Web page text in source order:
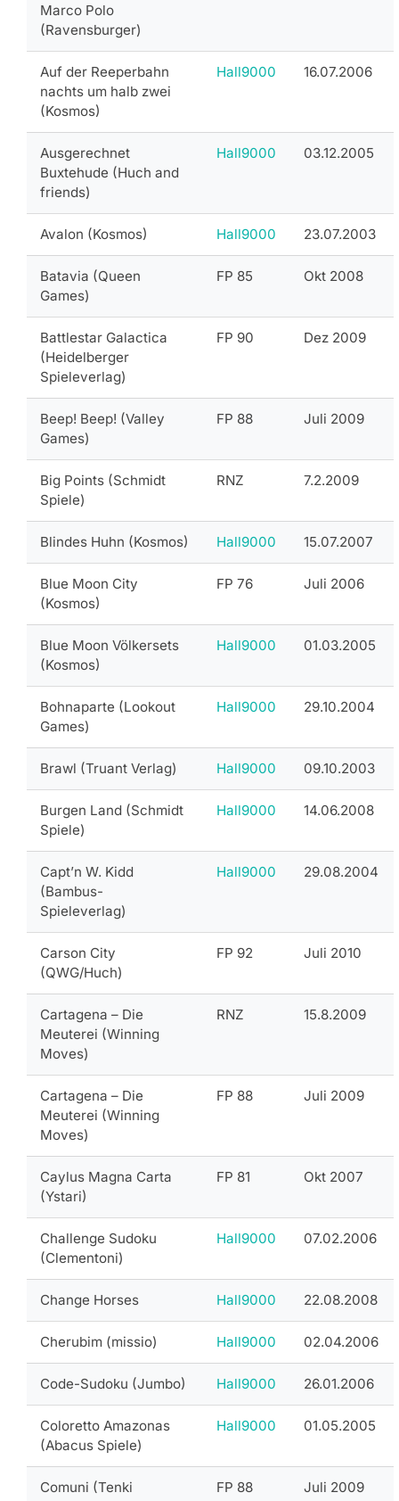
Marco Polo
(Ravensburger)
Auf der Reeperbahn
nachts um halb zwei
(Kosmos)
Hall9000 16.07.2006
Ausgerechnet
Buxtehude (Huch and
friends)
Hall9000 03.12.2005
Avalon (Kosmos) Hall9000 23.07.2003
Batavia (Queen
Games)
FP 85 Okt 2008
Battlestar Galactica
(Heidelberger
Spieleverlag)
FP 90 Dez 2009
Beep! Beep! (Valley
Games)
FP 88 Juli 2009
Big Points (Schmidt
Spiele)
RNZ 7.2.2009
Blindes Huhn (Kosmos) Hall9000 15.07.2007
Blue Moon City
(Kosmos)
FP 76 Juli 2006
Blue Moon Völkersets
(Kosmos)
Hall9000 01.03.2005
Bohnaparte (Lookout
Games)
Hall9000 29.10.2004
Brawl (Truant Verlag) Hall9000 09.10.2003
Burgen Land (Schmidt
Spiele)
Hall9000 14.06.2008
Capt’n W. Kidd
(Bambus-
Spieleverlag)
Hall9000 29.08.2004
Carson City
(QWG/Huch)
FP 92 Juli 2010
Cartagena – Die
Meuterei (Winning
Moves)
RNZ 15.8.2009
Cartagena – Die
Meuterei (Winning
Moves)
FP 88 Juli 2009
Caylus Magna Carta
(Ystari)
FP 81 Okt 2007
Challenge Sudoku
(Clementoni)
Hall9000 07.02.2006
Change Horses Hall9000 22.08.2008
Cherubim (missio) Hall9000 02.04.2006
Code-Sudoku (Jumbo) Hall9000 26.01.2006
Coloretto Amazonas
(Abacus Spiele)
Hall9000 01.05.2005
Comuni (Tenki
FP 88 Juli 2009